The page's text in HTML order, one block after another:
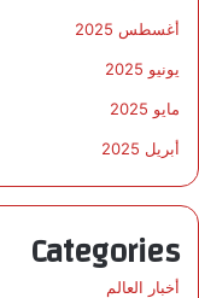
أغسطس 2025
يونيو 2025
مايو 2025
أبريل 2025
Categories
أخبار العالم